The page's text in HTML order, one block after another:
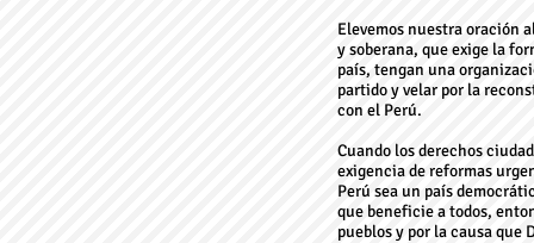
Elevemos nuestra oración
y soberana, que exige la
país, tengan una
partido y velar por la
con el Perú.
Cuando los derechos
exigencia de reformas
Perú sea un país
que beneficie a todos,
pueblos y por la causa que